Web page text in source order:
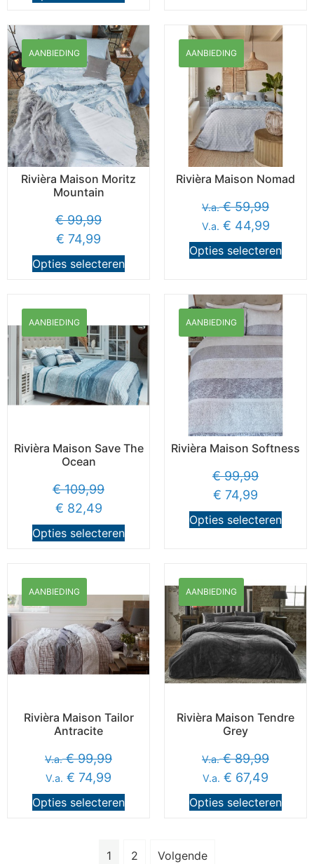
AANBIEDING
Rivièra Maison Moritz
Mountain
€99,99
€ 74,99
Opties selecteren
AANBIEDING
Rivièra Maison Nomad
V.a. €59,99
V.a. € 44,99
Opties selecteren
AANBIEDING
Rivièra Maison Save The
Ocean
€109,99
€ 82,49
Opties selecteren
AANBIEDING
Rivièra Maison Softness
€99,99
€ 74,99
Opties selecteren
AANBIEDING
Rivièra Maison Tailor
Antracite
V.a. €99,99
V.a. € 74,99
Opties selecteren
AANBIEDING
Rivièra Maison Tendre
Grey
V.a. €89,99
V.a. € 67,49
Opties selecteren
1 2 Volgende